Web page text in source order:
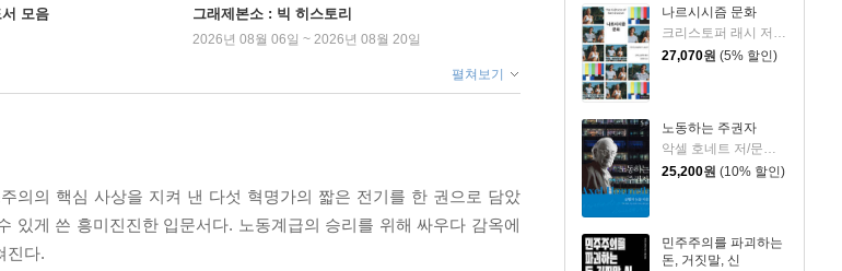
나르시시즘 문화
크리스토퍼 래시 저/김태희 역
27,070원 (5% 할인)
노동하는 주권자
25,200원 (10% 할인)
민주주의를 파괴하는
돈, 거짓말, 신
모음 그래제본소 : 빅 히스토리
2026년 08월 06일 ~ 2026년 08월 20일
펼쳐보기
의의 핵심 사상을 지켜 낸 다섯 혁명가의 짧은 전기를 한 권으로 담았
있게 쓴 흥미진진한 입문서다. 노동계급의 승리를 위해 싸우다 감옥에
진다.